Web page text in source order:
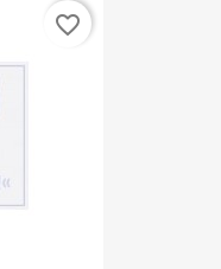
favorite_border